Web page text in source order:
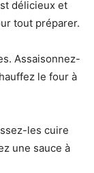
délicieux et
tout préparer.
Assaisonnez-
le four à
les cuire
une sauce à